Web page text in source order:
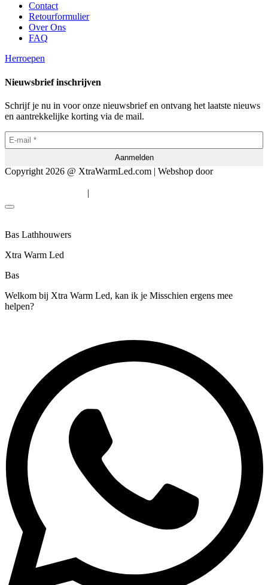
Contact
Retourformulier
Over Ons
FAQ
Herroepen
Nieuwsbrief inschrijven
Schrijf je nu in voor onze nieuwsbrief en ontvang het laatste nieuws
en aantrekkelijke korting via de mail.
Copyright 2026 @ XtraWarmLed.com | Webshop door
|
Bas Lathhouwers
Xtra Warm Led
Bas
Welkom bij Xtra Warm Led, kan ik je Misschien ergens mee
helpen?